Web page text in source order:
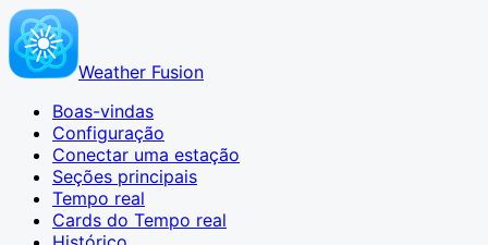
Weather Fusion
Boas-vindas
Configuração
Conectar uma estação
Seções principais
Tempo real
Cards do Tempo real